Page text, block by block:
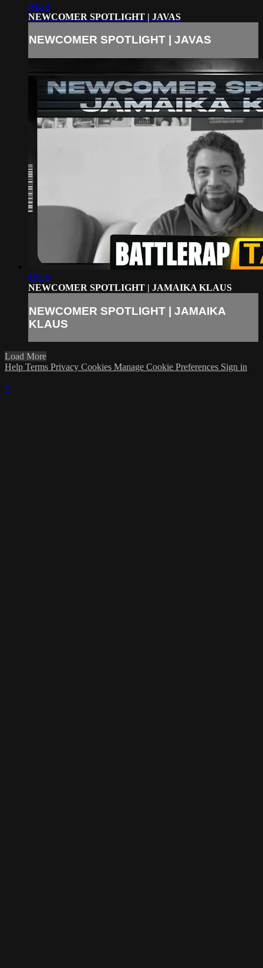
09:28
NEWCOMER SPOTLIGHT | JAVAS
NEWCOMER SPOTLIGHT | JAVAS
16:26
NEWCOMER SPOTLIGHT | JAMAIKA KLAUS
NEWCOMER SPOTLIGHT | JAMAIKA
KLAUS
Load More
Help Terms Privacy Cookies Manage Cookie Preferences Sign in
×